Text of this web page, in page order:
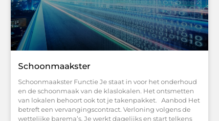
Schoonmaakster
Schoonmaakster Functie Je staat in voor het onderhoud
en de schoonmaak van de klaslokalen. Het ontsmetten
van lokalen behoort ook tot je takenpakket. Aanbod Het
betreft een vervangingscontract. Verloning volgens de
wettelijke barema’s. Je werkt dagelijks en start telkens